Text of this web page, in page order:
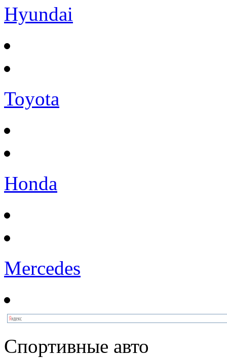
Hyundai
Toyota
Honda
Mercedes
Спортивные авто